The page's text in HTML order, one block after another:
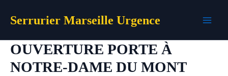
Serrurier Marseille Urgence
OUVERTURE PORTE À
NOTRE-DAME DU MONT